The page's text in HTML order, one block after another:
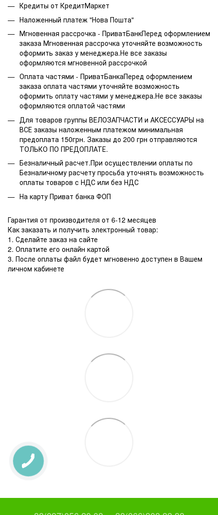
Кредиты от КредитМаркет
Наложенный платеж "Нова Пошта"
Мгновенная рассрочка - ПриватБанкПеред оформлением
заказа Мгновенная рассрочка уточняйте возможность
оформить заказ у менеджера.Не все заказы
оформляются мгновенной рассрочкой
Оплата частями - ПриватБанкаПеред оформлением
заказа оплата частями уточняйте возможность
оформить оплату частями у менеджера.Не все заказы
оформляются оплатой частями
Для товаров группы ВЕЛОЗАПЧАСТИ и АКСЕССУАРЫ на
ВСЕ заказы наложенным платежом минимальная
предоплата 150грн. Заказы до 200 грн отправляются
ТОЛЬКО ПО ПРЕДОПЛАТЕ.
Безналичный расчет.При осуществлении оплаты по
Безналичному расчету просьба уточнять возможность
оплаты товаров с НДС или без НДС
На карту Приват банка ФОП
Гарантия от производителя от 6-12 месяцев
Как заказать и получить электронный товар:
1. Сделайте заказ на сайте
2. Оплатите его онлайн картой
3. После оплаты файл будет мгновенно доступен в Вашем
личном кабинете